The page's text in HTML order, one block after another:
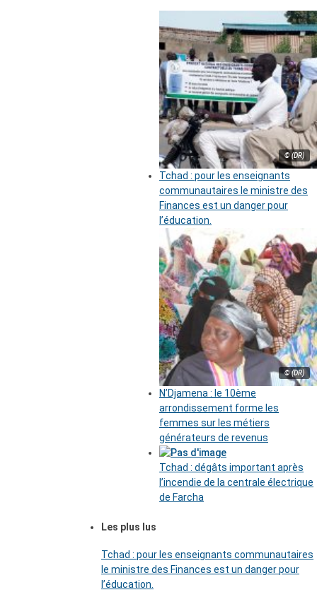
© (DR)
Tchad : pour les enseignants
communautaires le ministre des
Finances est un danger pour
l’éducation.
© (DR)
N’Djamena : le 10ème
arrondissement forme les
femmes sur les métiers
générateurs de revenus
Tchad : dégâts important après
l’incendie de la centrale électrique
de Farcha
Les plus lus
Tchad : pour les enseignants communautaires
le ministre des Finances est un danger pour
l’éducation.